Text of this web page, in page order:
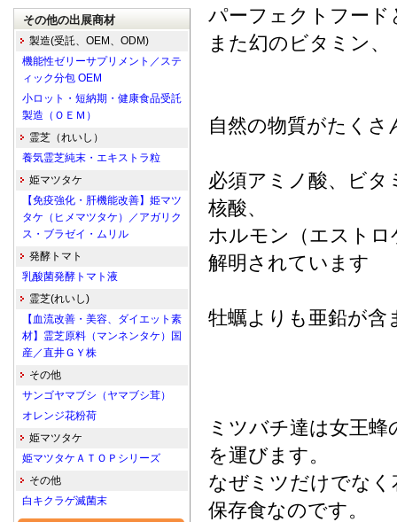
パーフェクトフー
また幻のビタミン
自然の物質がたくさ
必須アミノ酸、ビタ
核酸、
ホルモン（エスト
解明されています
牡蠣よりも亜鉛が含
ミツバチ達は女王
を運びます。
なぜミツだけでな
保存食なのです。
その他の出展商材
製造(受託、OEM、ODM)
機能性ゼリーサプリメント／ステ
ィック分包 OEM
小ロット・短納期・健康食品受託
製造（ＯＥＭ）
霊芝（れいし）
養気霊芝純末・エキストラ粒
姫マツタケ
【免疫強化・肝機能改善】姫マツ
タケ（ヒメマツタケ）／アガリク
ス・ブラゼイ・ムリル
発酵トマト
乳酸菌発酵トマト液
霊芝(れいし)
【血流改善・美容、ダイエット素
材】霊芝原料（マンネンタケ）国
産／直井ＧＹ株
その他
サンゴヤマブシ（ヤマブシ茸）
オレンジ花粉荷
姫マツタケ
姫マツタケＡＴＯＰシリーズ
その他
白キクラゲ滅菌末